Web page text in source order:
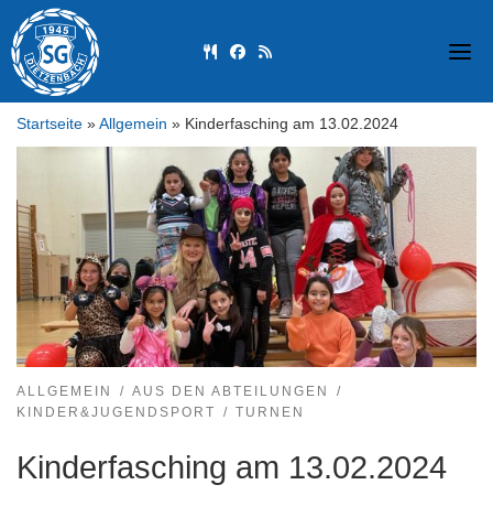
content
fas fa-utensils
fab fa-facebook
fas fa-rss
Startseite » Allgemein » Kinderfasching am 13.02.2024
ALLGEMEIN
AUS DEN ABTEILUNGEN
KINDER&JUGENDSPORT
TURNEN
Kinderfasching am 13.02.2024